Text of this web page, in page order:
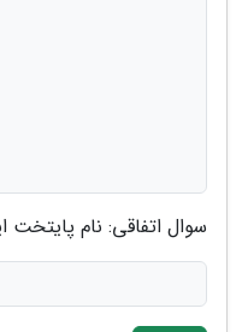
سوال اتفاقی: نام